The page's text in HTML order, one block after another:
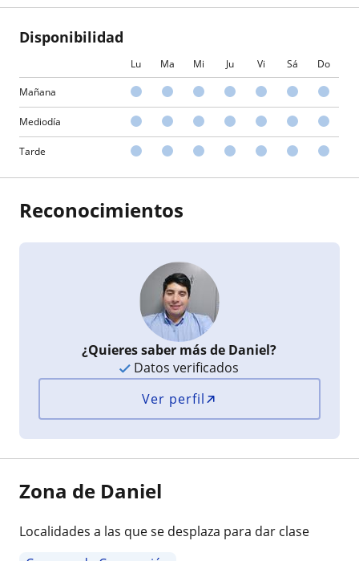
Disponibilidad
Lu Ma Mi Ju Vi Sá Do
Mañana
Mediodía
Tarde
Reconocimientos
¿Quieres saber más de Daniel?
Datos verificados
Ver perfil
Zona de Daniel
Localidades a las que se desplaza para dar clase